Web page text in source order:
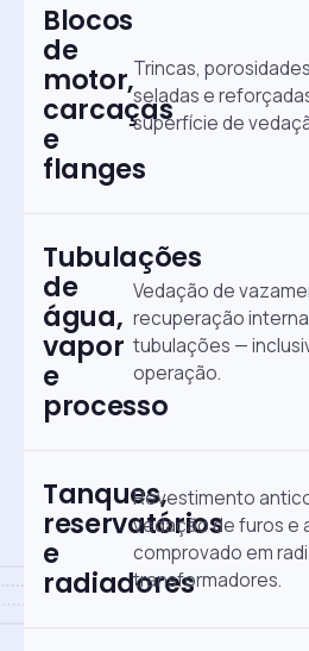
Blocos
de
motor,
carcaças
e
flanges
Trincas,
seladas e
superfície de
Tubulações
de
água,
vapor
e
processo
Vedação de
recuperação
tubulações —
operação.
Tanques,
reservatórios
e
radiadores
Revestimento
vedação de furos e
comprovado em
transformadores.